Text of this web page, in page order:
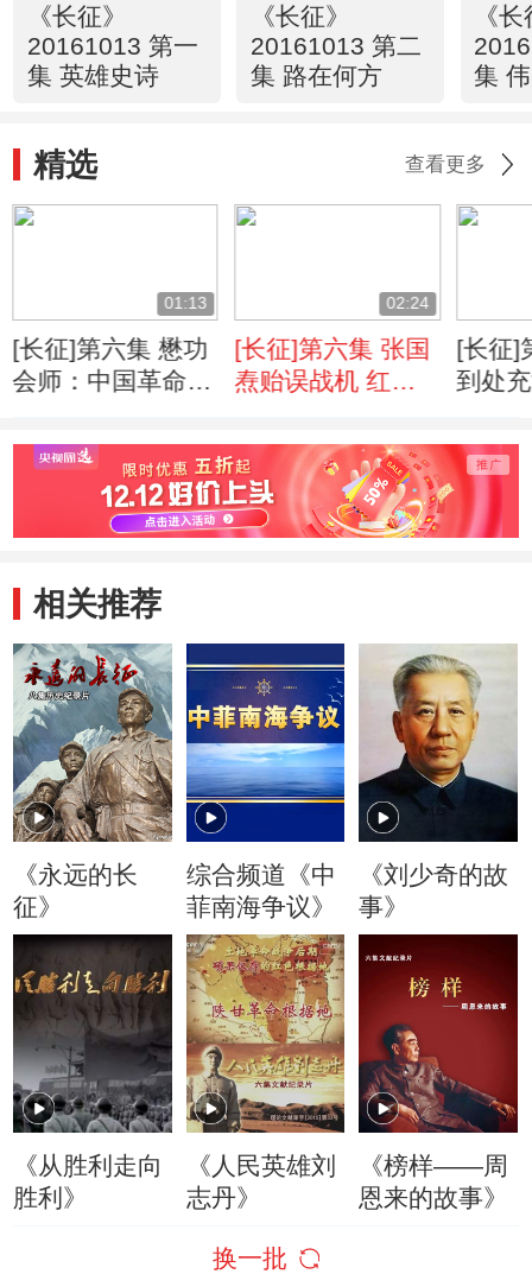
《长征》
20161013 第一
集 英雄史诗
《长征》
20161013 第二
集 路在何方
《
集
精选 查看更多
01:13
[长征]第六集 懋功
会师：中国革命史
02:24
[长征]第六集 张国
焘贻误战机 红军
[长征]
到处
里
相关推荐
《永远的长
征》
综合频道《中
菲南海争议》
《刘少奇的故
事》
《从胜利走向
胜利》
《人民英雄刘
志丹》
《榜样——周
恩来的故事》
换一批